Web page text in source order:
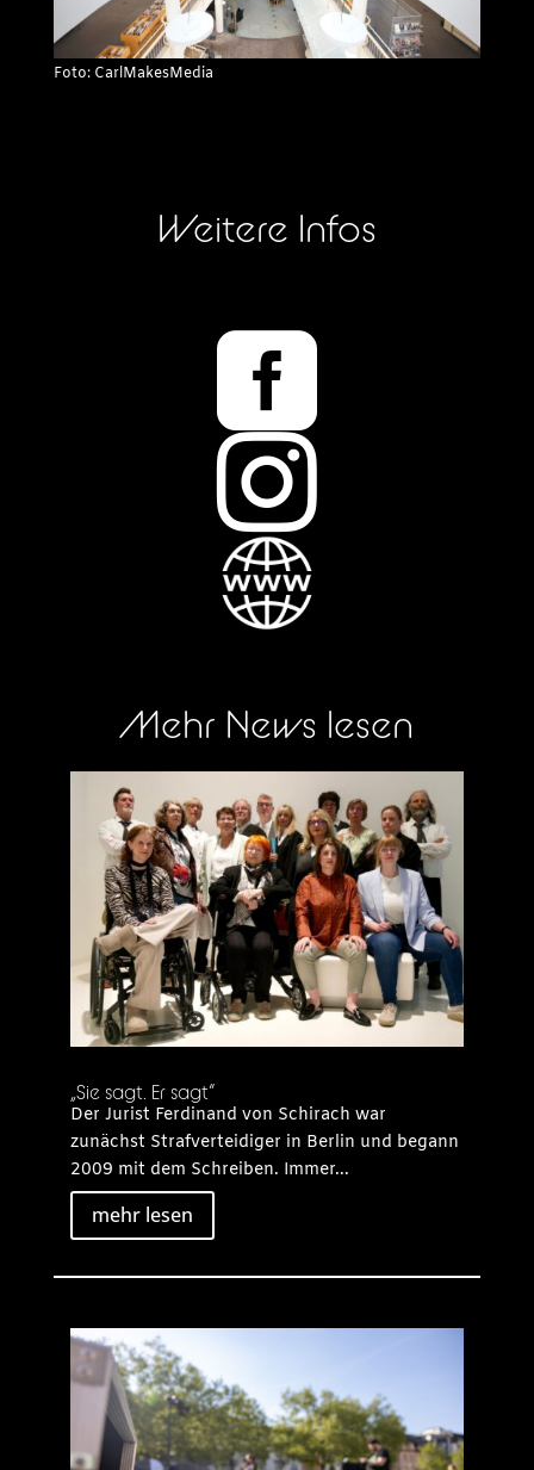
Foto: CarlMakesMedia
Weitere Infos


Mehr News lesen
„Sie sagt. Er sagt“
Der Jurist Ferdinand von Schirach war
zunächst Strafverteidiger in Berlin und begann
2009 mit dem Schreiben. Immer...
mehr lesen